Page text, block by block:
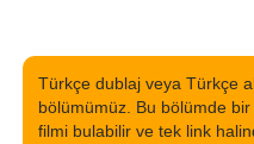
Türkçe dublaj veya Türkçe
bölümümüz. Bu bölümde bir
filmi bulabilir ve tek link